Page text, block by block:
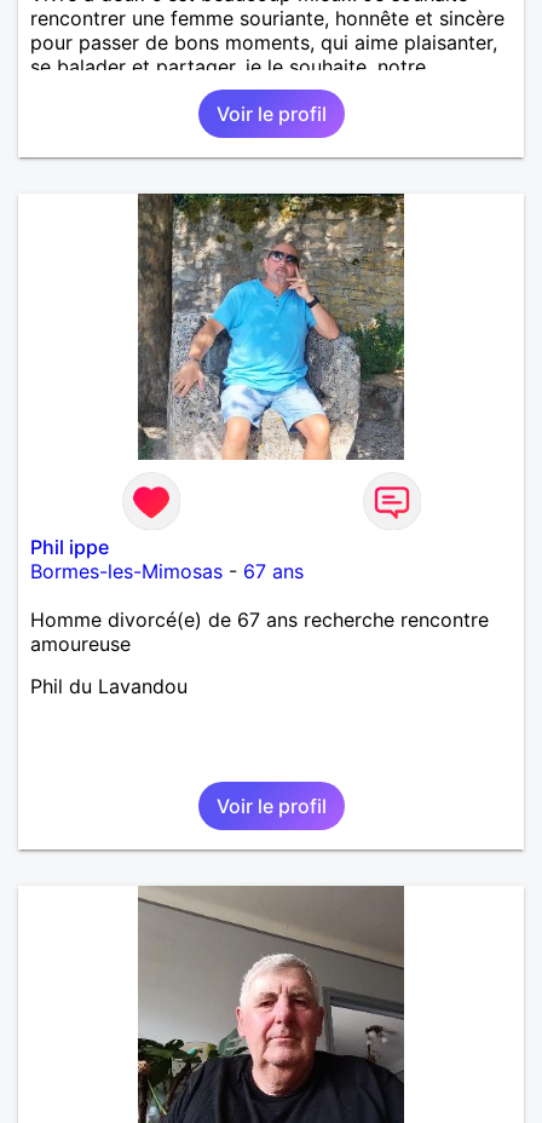
rencontrer une femme souriante, honnête et sincère
pour passer de bons moments, qui aime plaisanter,
se balader et partager, je le souhaite, notre
complicité. J'aime beaucoup les chantiers de
randonnée pour se défouler, se relaxer, se détendre
et finalement prendre du bon temps. C'est difficile
de tout dire en quelques lignes. En revanche, vous
d'informations. A bientôt
Voir le profil
Phil ippe
Bormes-les-Mimosas - 67 ans
Homme divorcé(e) de 67 ans recherche rencontre
amoureuse
Phil du Lavandou
Voir le profil